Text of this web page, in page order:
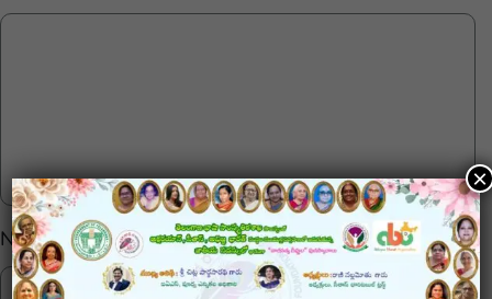
Name*
×